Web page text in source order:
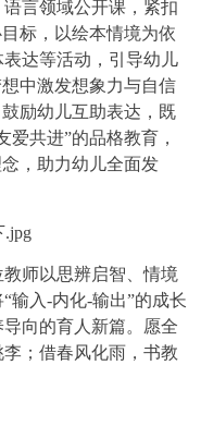
言领域公开课，紧扣
标，以绘本情境为依
达等活动，引导幼儿
中激发想象力与自信
励幼儿互助表达，既
共进”的品格教育，
，助力幼儿全面发
师以思辨启智、情境
输入-内化-输出”的成长
向的育人新篇。愿全
；借春风化雨，书教